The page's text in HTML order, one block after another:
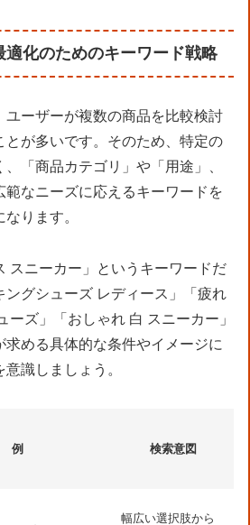
適化のためのキーワード戦略
ユーザーが複数の商品を比較検討
とが多いです。そのため、特定の
、「商品カテゴリ」や「用途」、
範なニーズに応えるキーワードを
ります。
スニーカー」というキーワードだ
ングシューズ レディース」「疲れ
ーズ」「おしゃれ 白 スニーカー」
求める具体的な条件やイメージに
識しましょう。
例 検索意図
幅広い選択肢から